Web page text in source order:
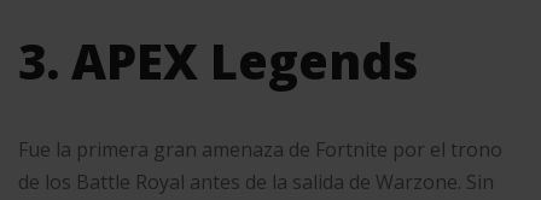
3. APEX Legends
Fue la primera gran amenaza de Fortnite por el trono
de los Battle Royal antes de la salida de Warzone. Sin